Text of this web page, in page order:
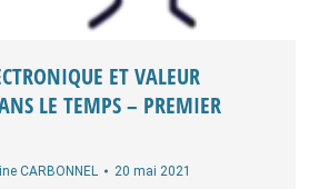
ET VALEUR
LE TEMPS – PREMIER
CARBONNEL 20 mai 2021